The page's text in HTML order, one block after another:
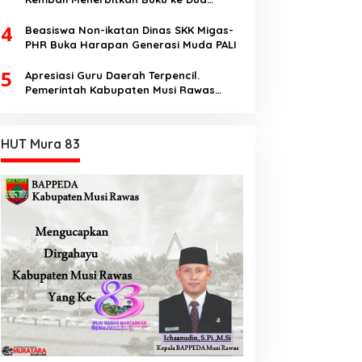
4
Beasiswa Non-ikatan Dinas SKK Migas-
PHR Buka Harapan Generasi Muda PALI
5
Apresiasi Guru Daerah Terpencil.
Pemerintah Kabupaten Musi Rawas
HUT Mura 83